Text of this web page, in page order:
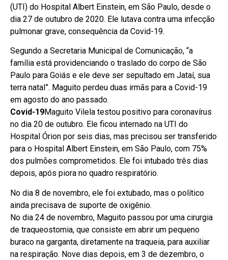
(UTI) do Hospital Albert Einstein, em São Paulo, desde o
dia 27 de outubro de 2020. Ele lutava contra uma infecção
pulmonar grave, consequência da Covid-19.
Segundo a Secretaria Municipal de Comunicação, “a
família está providenciando o traslado do corpo de São
Paulo para Goiás e ele deve ser sepultado em Jataí, sua
terra natal”. Maguito perdeu duas irmãs para a Covid-19
em agosto do ano passado.
Covid-19Maguito Vilela testou positivo para coronavírus
no dia 20 de outubro. Ele ficou internado na UTI do
Hospital Órion por seis dias, mas precisou ser transferido
para o Hospital Albert Einstein, em São Paulo, com 75%
dos pulmões comprometidos. Ele foi intubado três dias
depois, após piora no quadro respiratório.
No dia 8 de novembro, ele foi extubado, mas o político
ainda precisava de suporte de oxigênio.
No dia 24 de novembro, Maguito passou por uma cirurgia
de traqueostomia, que consiste em abrir um pequeno
buraco na garganta, diretamente na traqueia, para auxiliar
na respiração. Nove dias depois, em 3 de dezembro, o